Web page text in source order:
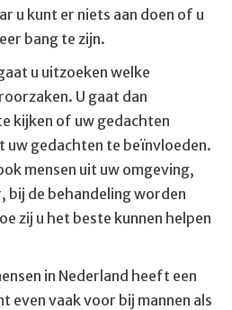
u kunt er niets aan doen of u
bang te zijn.
u uitzoeken welke
U gaat dan
kijken of uw gedachten
uw gedachten te beïnvloeden.
mensen uit uw omgeving,
de behandeling worden
zij u het beste kunnen helpen
in Nederland heeft een
even vaak voor bij mannen als